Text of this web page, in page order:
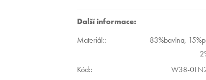
Další informace:
Materiál::
83%bavlna,
Kód::
W38-